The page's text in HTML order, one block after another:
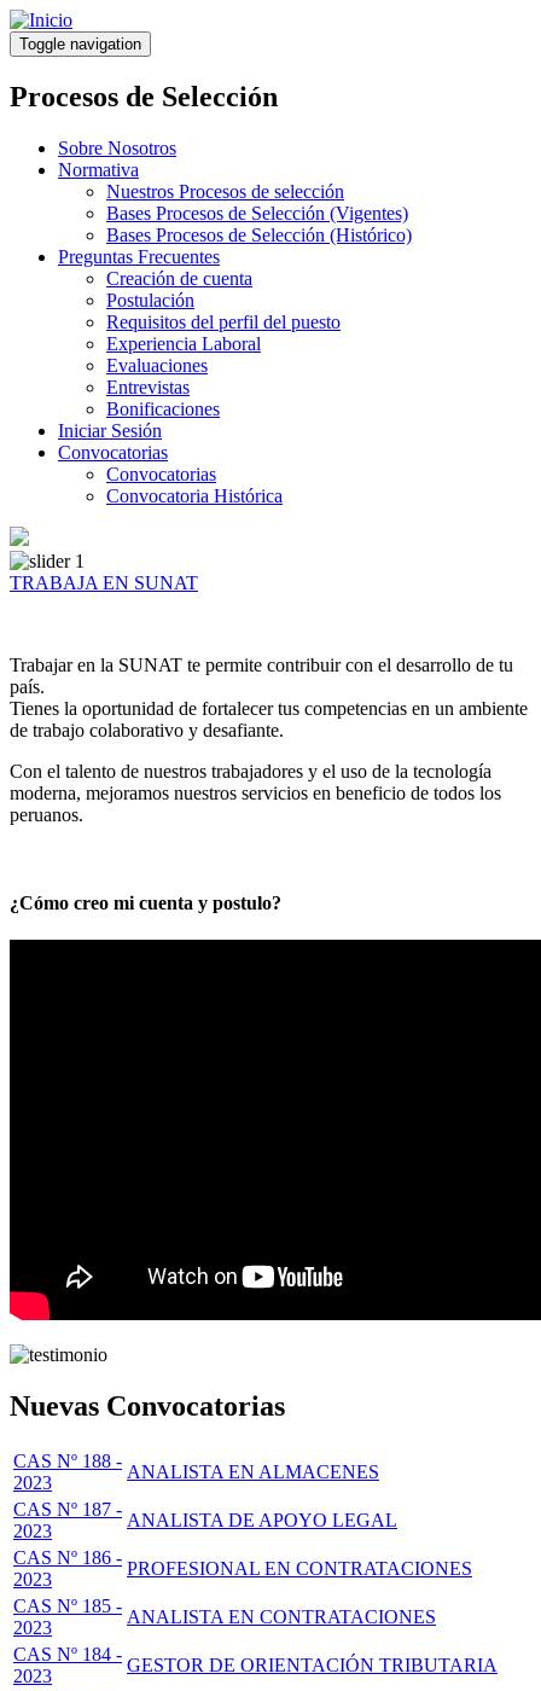
Pasar
al
contenido
principal
Toggle navigation
Procesos de Selección
Sobre Nosotros
Normativa
Nuestros Procesos de selección
Bases Procesos de Selección (Vigentes)
Bases Procesos de Selección (Histórico)
Preguntas Frecuentes
Creación de cuenta
Postulación
Requisitos del perfil del puesto
Experiencia Laboral
Evaluaciones
Entrevistas
Bonificaciones
Iniciar Sesión
Convocatorias
Convocatorias
Convocatoria Histórica
TRABAJA EN SUNAT
Trabajar en la SUNAT te permite contribuir con el desarrollo de tu
país.
Tienes la oportunidad de fortalecer tus competencias en un ambiente
de trabajo colaborativo y desafiante.
Con el talento de nuestros trabajadores y el uso de la tecnología
moderna, mejoramos nuestros servicios en beneficio de todos los
peruanos.
¿Cómo creo mi cuenta y postulo?
Nuevas Convocatorias
CAS Nº 188 -
2023
ANALISTA EN ALMACENES
CAS Nº 187 -
2023
ANALISTA DE APOYO LEGAL
CAS Nº 186 -
2023
PROFESIONAL EN CONTRATACIONES
CAS Nº 185 -
2023
ANALISTA EN CONTRATACIONES
CAS Nº 184 -
2023
GESTOR DE ORIENTACIÓN TRIBUTARIA